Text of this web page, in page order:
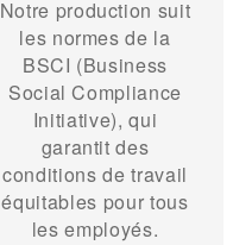
Notre production suit
les normes de la
BSCI (Business
Social Compliance
Initiative), qui
garantit des
conditions de travail
équitables pour tous
les employés.